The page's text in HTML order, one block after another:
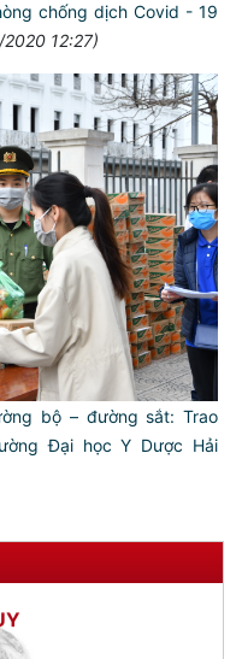
chống dịch Covid - 19
12:27)
bộ – đường sắt: Trao
Đại học Y Dược Hải
MỆNH LÀ:
CHÍNH
ĐỠ
THÀNH
PHÉP
KHÉO
Chí Minh